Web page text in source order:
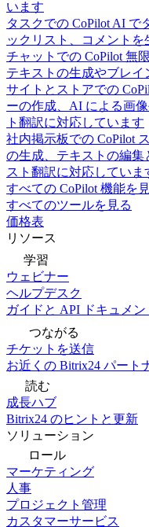
います
タスクでの CoPilot AI で
ックリスト、コメントを
チャットでの CoPilot 無
テキストの生成やブレ
サイトとストアでの
ーの作成、AI による画
ト翻訳に対応しています
社内掲示板での CoPilot
の生成、テキストの編
スト翻訳に対応していま
すべての CoPilot 機能を
すべてのツールを見る
価格表
リソース
学習
ウェビナー
ヘルプデスク
ガイドと API ドキュメン
つながる
チケットを送信
お近くの Bitrix24 パート
読む
成長ハブ
Bitrix24 のヒントと更新
ソリューション
ロール
マーケティング
人事
プロジェクト管理
カスタマーサービス